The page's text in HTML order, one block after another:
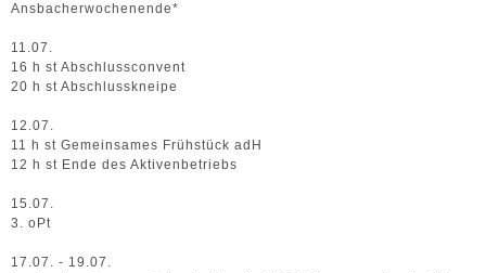
Ansbacherwochenende*
11.07.
16 h st Abschlussconvent
20 h st Abschlusskneipe
12.07.
11 h st Gemeinsames Frühstück adH
12 h st Ende des Aktivenbetriebs
15.07.
3. oPt
17.07. - 19.07.